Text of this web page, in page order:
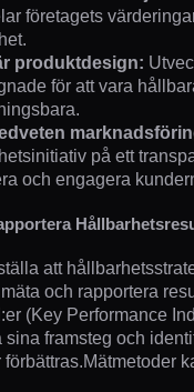
företagets
produktdesign:
för att vara
på ett
och engagera
att
och rapportera
(Key Performance
sina framsteg och